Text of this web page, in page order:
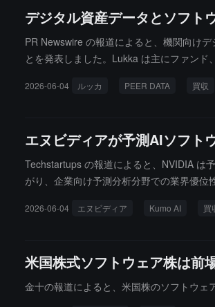
デジタル資産データとソフト
PR Newswire の報道によると、機関向け
とを発表しました。Lukka は主にファン
に対してデジタル資産とより広範なデータ
2026-06-04 ルッカ PEER DATA 買収
エヌビディアが予測AIソフト
Techstartups の報道によると、NVIDIA は
がり、企業向け予測分析分野での業界優
について公式コメントを発表していません
2026-06-04 エヌビディア Kumo AI 買
米国株式ソフトウェア株は前
金十の報道によると、米国株のソフトウェ